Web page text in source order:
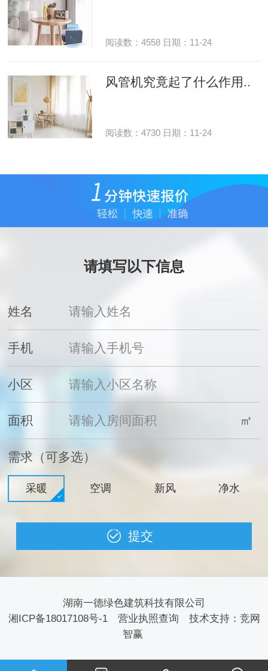
阅读数：4558 日期：11-24
风管机究竟起了什么作用..
阅读数：4730 日期：11-24
请填写以下信息
姓名
手机
小区
面积 ㎡
需求（可多选）
采暖 空调 新风 净水
湖南一德绿色建筑科技有限公司
湘ICP备18017108号-1
营业执照查询 技术支持： 竞网
智赢